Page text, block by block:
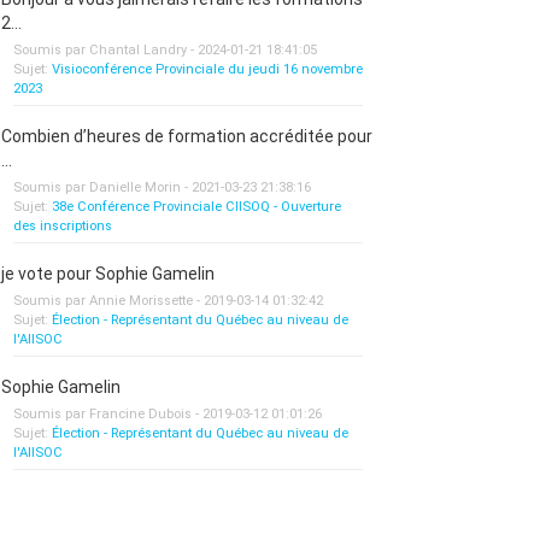
2...
Soumis par Chantal Landry - 2024-01-21 18:41:05
Sujet: Visioconférence Provinciale du jeudi 16 novembre
2023
Combien d’heures de formation accréditée pour
Soumis par Danielle Morin - 2021-03-23 21:38:16
Sujet: 38e Conférence Provinciale CIISOQ - Ouverture
des inscriptions
je vote pour Sophie Gamelin
Soumis par Annie Morissette - 2019-03-14 01:32:42
Sujet: Élection - Représentant du Québec au niveau de
l'AIISOC
Sophie Gamelin
Soumis par Francine Dubois - 2019-03-12 01:01:26
Sujet: Élection - Représentant du Québec au niveau de
l'AIISOC